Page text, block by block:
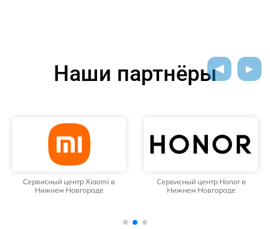
Наши партнёры
Сервисный центр Xiaomi в
Нижнем Новгороде
Сервисный центр Honor в
Нижнем Новгороде